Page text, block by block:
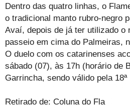
Dentro das quatro linhas, o
o tradicional manto rubro-negro
Avaí, depois de já ter utilizado o
passeio em cima do Palmeiras,
O duelo com os catarinenses
sábado (07), às 17h (horário de
Garrincha, sendo válido pela
Retirado de: Coluna do Fla